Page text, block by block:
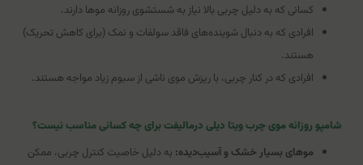
کسانی که به دلیل چربی بالا نیاز به شستشوی روزانه موها دارند.
افرادی که به دنبال شوینده‌های فاقد سولفات و نمک (برای کاهش تحریک)
هستند.
افرادی که در کنار چربی، با ریزش موی ناشی از سبوم زیاد مواجه هستند.
شامپو روزانه موی چرب ویتا دیلی درمالیفت برای چه کسانی مناسب نیست؟
موهای بسیار خشک و آسیب‌دیده: به دلیل خاصیت کنترل چربی، ممکن